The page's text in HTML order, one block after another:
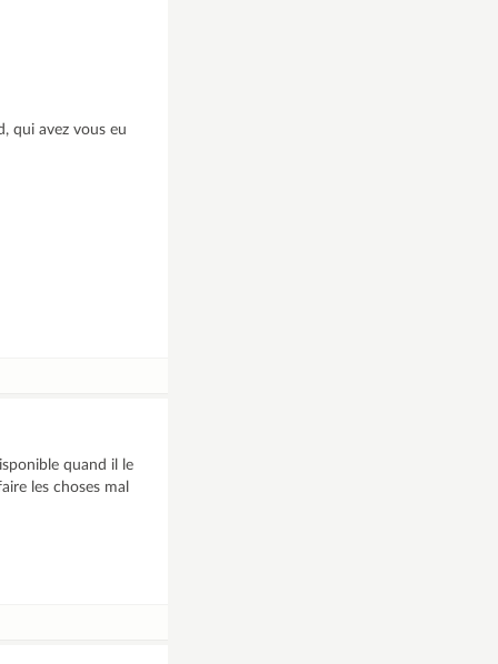
qui avez vous eu
quand il le
les choses mal